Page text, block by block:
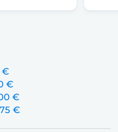
€
€
€
€